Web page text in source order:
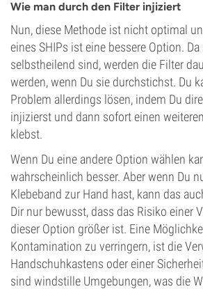
Wie man durch den Filter injiziert
Nun, diese Methode ist nicht optimal
eines SHIPs ist eine bessere Option.
selbstheilend sind, werden die Filter
werden, wenn Du sie durchstichst. Du
Problem allerdings lösen, indem Du
injizierst und dann sofort einen
klebst.
Wenn Du eine andere Option wählen
wahrscheinlich besser. Aber wenn Du
Klebeband zur Hand hast, kann das
Dir nur bewusst, dass das Risiko einer
dieser Option größer ist. Eine
Kontamination zu verringern, ist die
Handschuhkastens oder einer
sind windstille Umgebungen, was die